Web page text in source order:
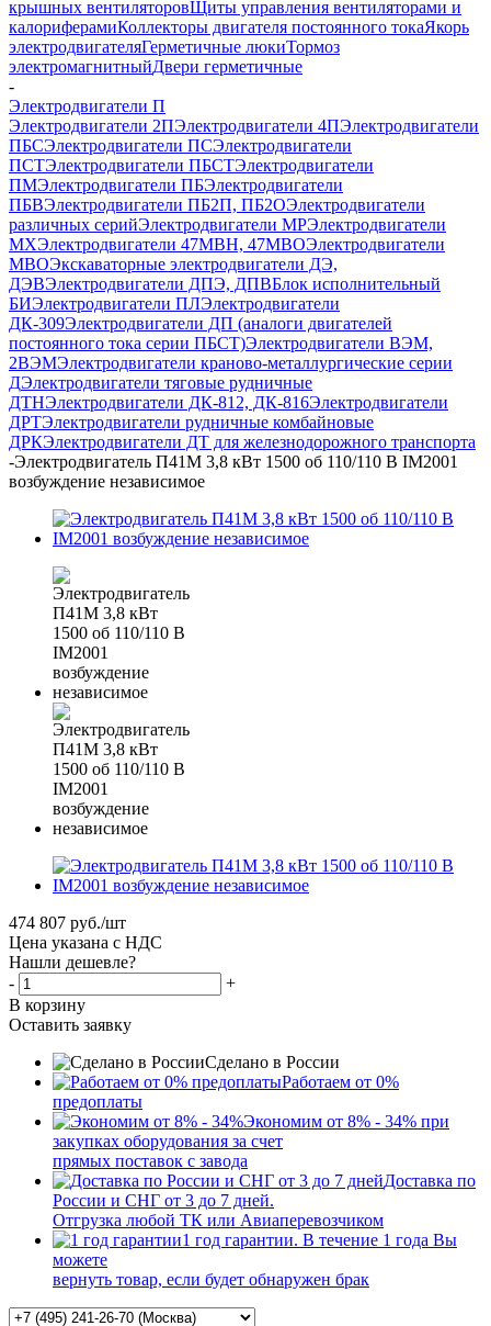
крышных вентиляторовЩиты управления вентиляторами и
калориферамиКоллекторы двигателя постоянного токаЯкорь
электродвигателяГерметичные люкиТормоз
электромагнитныйДвери герметичные
-
Электродвигатели П
Электродвигатели 2ПЭлектродвигатели 4ПЭлектродвигатели
ПБСЭлектродвигатели ПСЭлектродвигатели
ПСТЭлектродвигатели ПБСТЭлектродвигатели
ПМЭлектродвигатели ПБЭлектродвигатели
ПБВЭлектродвигатели ПБ2П, ПБ2ОЭлектродвигатели
различных серийЭлектродвигатели МРЭлектродвигатели
MXЭлектродвигатели 47MBH, 47МВОЭлектродвигатели
MBOЭкскаваторные электродвигатели ДЭ,
ДЭВЭлектродвигатели ДПЭ, ДПВБлок исполнительный
БИЭлектродвигатели ПЛЭлектродвигатели
ДК-309Электродвигатели ДП (аналоги двигателей
постоянного тока серии ПБСТ)Электродвигатели ВЭМ,
2ВЭМЭлектродвигатели краново-металлургические серии
ДЭлектродвигатели тяговые рудничные
ДТНЭлектродвигатели ДК-812, ДК-816Электродвигатели
ДРТЭлектродвигатели рудничные комбайновые
ДРКЭлектродвигатели ДТ для железнодорожного транспорта
-Электродвигатель П41М 3,8 кВт 1500 об 110/110 В IM2001
возбуждение независимое
474 807 руб./шт
Цена указана с НДС
Нашли дешевле?
-
+
В корзину
Оставить заявку
Сделано в России
Работаем от 0%
предоплаты
Экономим от 8% - 34% при
закупках оборудования за счет
прямых поставок с завода
Доставка по
России и СНГ от 3 до 7 дней.
Отгрузка любой ТК или Авиаперевозчиком
1 год гарантии. В течение 1 года Вы
можете
вернуть товар, если будет обнаружен брак